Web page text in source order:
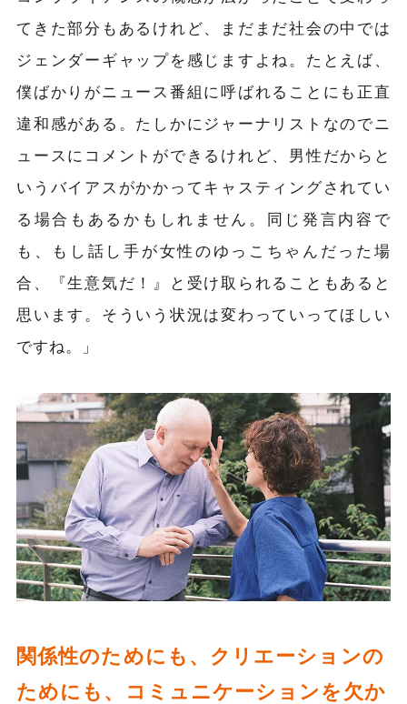
てきた部分もあるけれど、まだまだ社会の中では
ジェンダーギャップを感じますよね。たとえば、
僕ばかりがニュース番組に呼ばれることにも正直
違和感がある。たしかにジャーナリストなのでニ
ュースにコメントができるけれど、男性だからと
いうバイアスがかかってキャスティングされてい
る場合もあるかもしれません。同じ発言内容で
も、もし話し手が女性のゆっこちゃんだった場
合、『生意気だ！』と受け取られることもあると
思います。そういう状況は変わっていってほしい
ですね。」
関係性のためにも、クリエーションの
ためにも、コミュニケーションを欠か